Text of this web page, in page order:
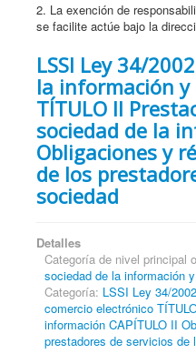
2. La exención de
se facilite actúe bajo la
LSSI Ley 34/
la información y
TÍTULO II
sociedad de la
Obligaciones y
de los
sociedad
Detalles
Categoría de nivel principal
sociedad de la información
Categoría: LSSI Ley 34/
comercio electrónico
información CAPÍTULO II
prestadores de servicios de